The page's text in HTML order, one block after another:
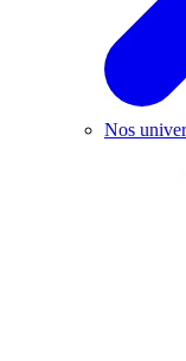
Nos